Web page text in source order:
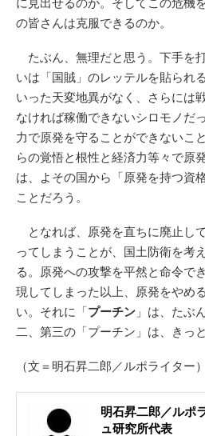
の皆さんは克服できるのか。
たぶん、無理だと思う。下手を
いは「国賊」のレッテルを貼られ
いった天変地異がなく、さらには
なければ稼働できないシロモノだ
力で原発を守ることができないこ
らの覚悟と根性と経済力等々で原
は、よその国から「原発を持つ資
ことだろう。
となれば、原発を直ちに廃止して
ってしまうことが、国土防衛を考
る。原発への攻撃を平然と命令で
現してしまった以上、原発をやめ
い。それに「プーチン 」は、たぶ
二、第三の「プーチン」は、きっ
（文＝明石昇二郎／ルポライター）
明石昇二郎／ルポ
ュ研究所代表